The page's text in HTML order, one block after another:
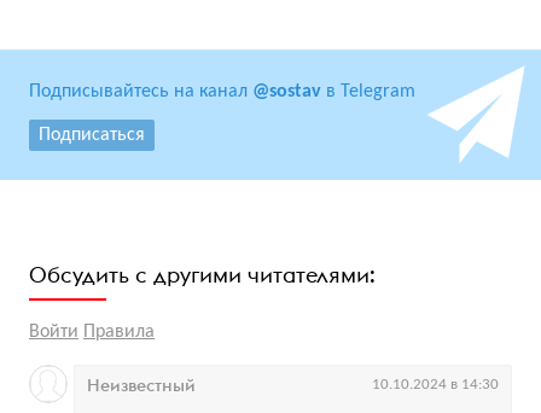
Подписывайтесь на канал @sostav в Telegram
Подписаться
Обсудить с другими читателями:
Войти Правила
Неизвестный 10.10.2024 в 14:30